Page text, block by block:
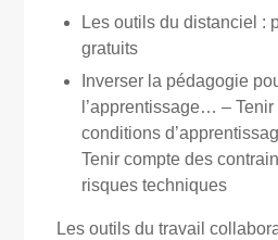
Les outils du distanciel :
gratuits
Inverser la pédagogie
l’apprentissage… –
conditions
Tenir compte des
risques techniques
Les outils du travail